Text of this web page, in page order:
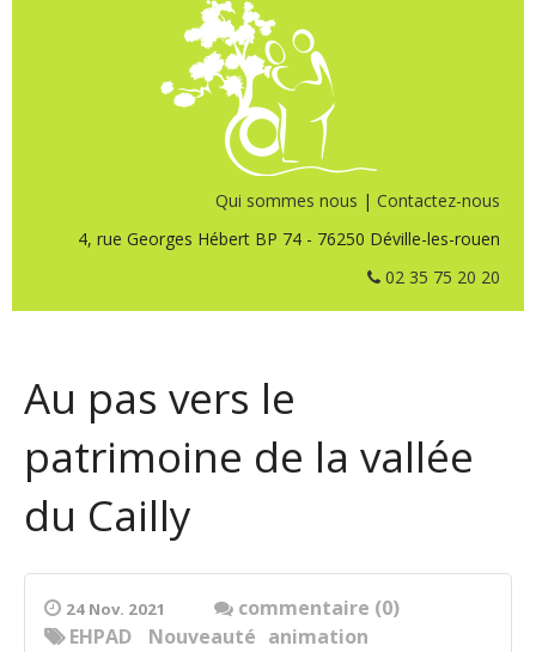
Qui sommes nous | Contactez-nous
4, rue Georges Hébert BP 74 - 76250 Déville-les-rouen
02 35 75 20 20
Au pas vers le
patrimoine de la vallée
du Cailly
24 Nov. 2021
commentaire (0)
animation
EHPAD Nouveauté